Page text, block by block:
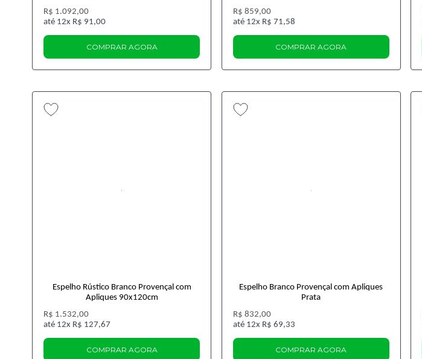
R$ 1.092,00
12x R$ 91,00
COMPRAR AGORA
R$ 859,00
12x R$ 71,58
COMPRAR AGORA
Espelho Rústico Branco Provençal com
Apliques 90x120cm
R$ 1.532,00
12x R$ 127,67
COMPRAR AGORA
Espelho Branco Provençal com Apliques
Prata
R$ 832,00
12x R$ 69,33
COMPRAR AGORA